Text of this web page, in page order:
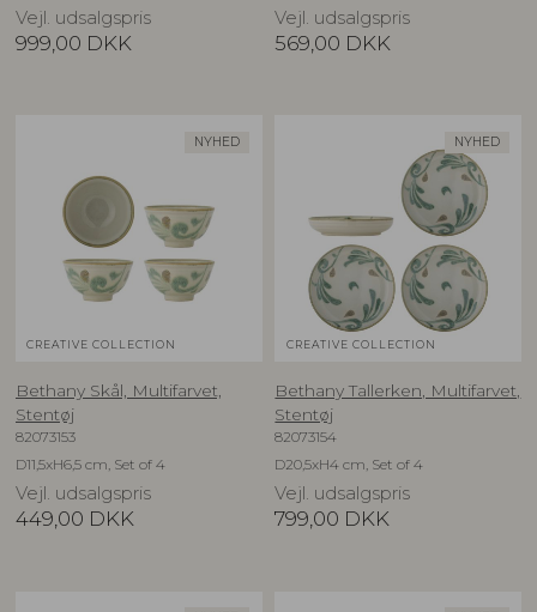
Vejl. udsalgspris
999,00 DKK
Vejl. udsalgspris
569,00 DKK
NYHED
CREATIVE COLLECTION
Bethany Skål, Multifarvet,
Stentøj
82073153
D11,5xH6,5 cm, Set of 4
Vejl. udsalgspris
449,00 DKK
NYHED
CREATIVE COLLECTION
Bethany Tallerken, Multifarvet,
Stentøj
82073154
D20,5xH4 cm, Set of 4
Vejl. udsalgspris
799,00 DKK